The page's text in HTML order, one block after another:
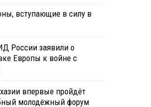
вступающие в силу в
России заявили о
Европы к войне с
впервые пройдёт
молодёжный форум